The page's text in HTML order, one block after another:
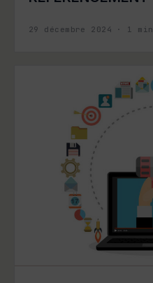
29 décembre 2024 · 1 min